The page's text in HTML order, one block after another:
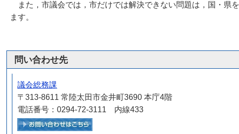
また，市議会では，市だけでは解決できない問題は，国・県
ます。
問い合わせ先
議会総務課
〒313-8611 常陸太田市金井町3690 本庁4階
電話番号：0294-72-3111 内線433